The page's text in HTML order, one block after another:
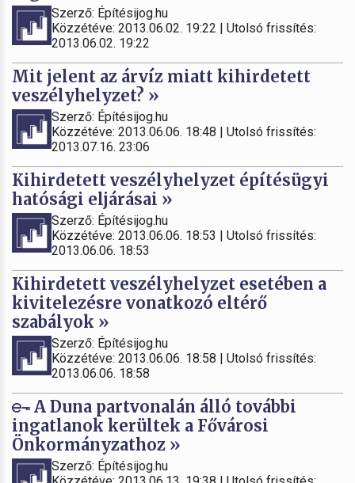
Szerző: Építésijog.hu
Közzétéve: 2013.06.02. 19:22 | Utolsó frissítés:
2013.06.02. 19:22
Mit jelent az árvíz miatt kihirdetett
veszélyhelyzet? »
Szerző: Építésijog.hu
Közzétéve: 2013.06.06. 18:48 | Utolsó frissítés:
2013.07.16. 23:06
Kihirdetett veszélyhelyzet építésügyi
hatósági eljárásai »
Szerző: Építésijog.hu
Közzétéve: 2013.06.06. 18:53 | Utolsó frissítés:
2013.06.06. 18:53
Kihirdetett veszélyhelyzet esetében a
kivitelezésre vonatkozó eltérő
szabályok »
Szerző: Építésijog.hu
Közzétéve: 2013.06.06. 18:58 | Utolsó frissítés:
2013.06.06. 18:58
A Duna partvonalán álló további
ingatlanok kerültek a Fővárosi
Önkormányzathoz »
Szerző: Építésijog.hu